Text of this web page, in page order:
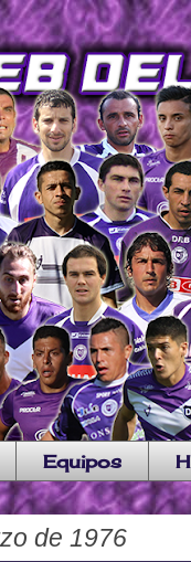
Equipos
de 1976